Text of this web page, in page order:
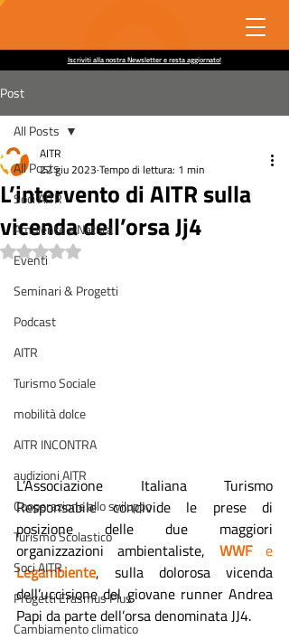
Iscriviti alla nostra Newsletter e resta aggiornato!
Post
All Posts
Soci AITR
Ambiente e Natura
Eventi
Seminari & Progetti
Podcast
AITR
Turismo Sociale
mobilità dolce
AITR INCONTRA
audizioni AITR
Cooperazione allo sviluppo
Turismo Scolastico
Soci AITR
Progetti Erasmus Plus
Cambiamento climatico
All Posts
L’intervento di AITR sulla
vicenda dell’orsa Jj4
AITR
22 giu 2023 Tempo di lettura: 1 min
Valutazione NaN stelle su 5.
L’Associazione Italiana Turismo
Responsabile condivide le prese di
posizione delle due maggiori
organizzazioni ambientaliste, WWF
Legambiente, sulla dolorosa vicenda
dell’uccisione del giovane runner Andrea
Papi da parte dell’orsa denominata JJ4.